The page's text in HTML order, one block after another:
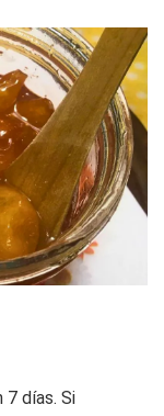
7 días. Si